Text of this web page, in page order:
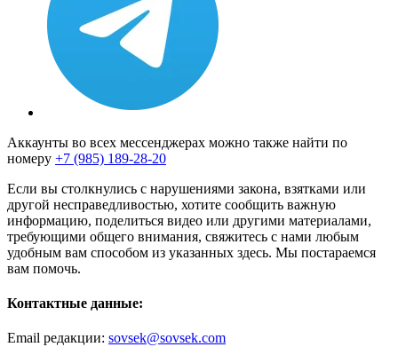
Аккаунты во всех мессенджерах можно также найти по
номеру +7 (985) 189-28-20
Если вы столкнулись с нарушениями закона, взятками или
другой несправедливостью, хотите сообщить важную
информацию, поделиться видео или другими материалами,
требующими общего внимания, свяжитесь с нами любым
удобным вам способом из указанных здесь. Мы постараемся
вам помочь.
Контактные данные:
Email редакции: sovsek@sovsek.com